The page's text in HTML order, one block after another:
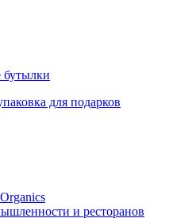
бутылки
для подарков
и ресторанов